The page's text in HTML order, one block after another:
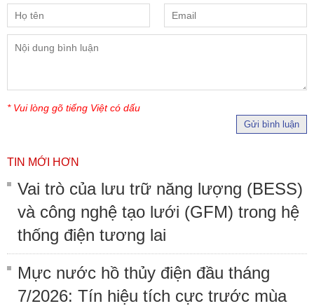
* Vui lòng gõ tiếng Việt có dấu
Gửi bình luận
TIN MỚI HƠN
Vai trò của lưu trữ năng lượng (BESS)
và công nghệ tạo lưới (GFM) trong hệ
thống điện tương lai
Mực nước hồ thủy điện đầu tháng
7/2026: Tín hiệu tích cực trước mùa